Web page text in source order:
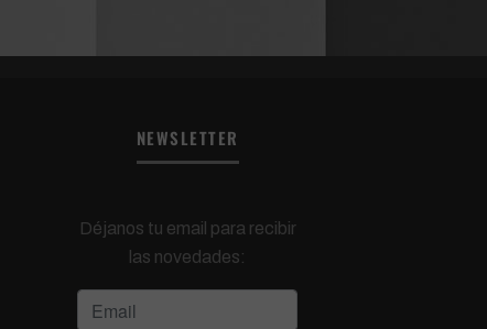
NEWSLETTER
Déjanos tu email para recibir
las novedades: